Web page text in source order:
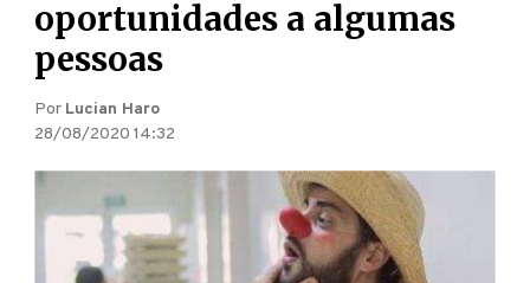
oportunidades a algumas
pessoas
Por Lucian Haro
28/08/2020 14:32